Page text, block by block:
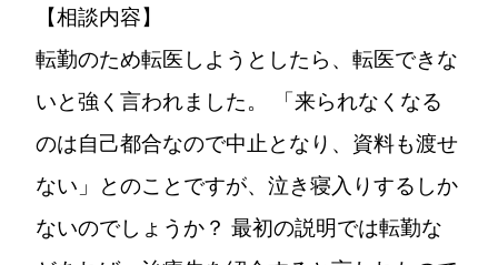
【相談内容】
転勤のため転医しようとしたら、転医できな
いと強く言われました。 「来られなくなる
のは自己都合なので中止となり、資料も渡せ
ない」とのことですが、泣き寝入りするしか
ないのでしょうか？ 最初の説明では転勤な